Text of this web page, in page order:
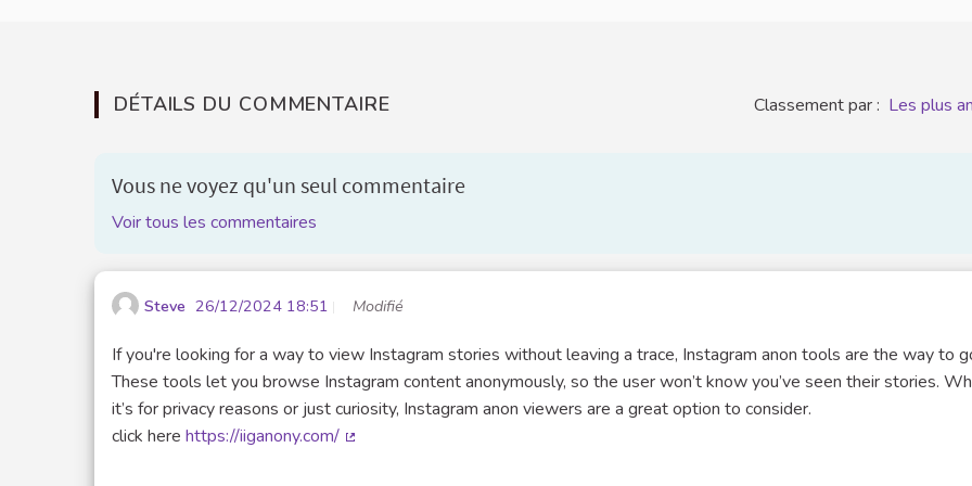
DÉTAILS DU COMMENTAIRE Classement par : Les plus
Vous ne voyez qu'un seul commentaire
Voir tous les commentaires
Steve 26/12/2024 18:51 Modifié
If you're looking for a way to view Instagram stories without leaving a trace, Instagram anon tools are the way to
These tools let you browse Instagram content anonymously, so the user won’t know you’ve seen their stories.
it’s for privacy reasons or just curiosity, Instagram anon viewers are a great option to consider.
click here https://iiganony.com/